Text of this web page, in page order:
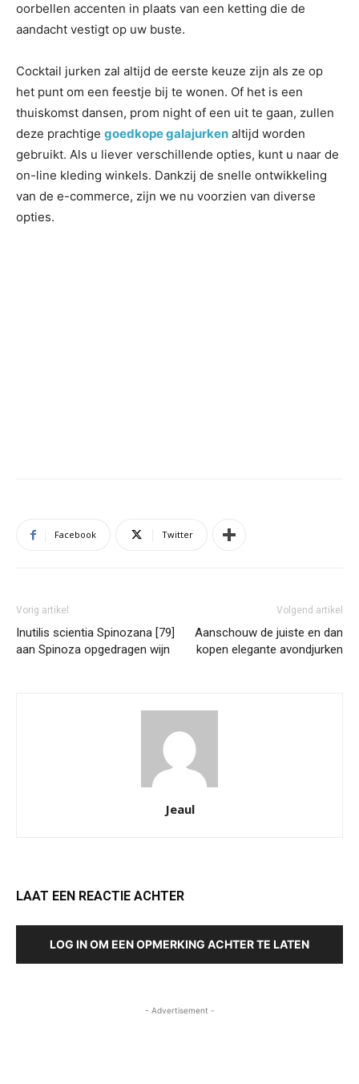
oorbellen accenten in plaats van een ketting die de
aandacht vestigt op uw buste.
Cocktail jurken zal altijd de eerste keuze zijn als ze op
het punt om een feestje bij te wonen. Of het is een
thuiskomst dansen, prom night of een uit te gaan, zullen
deze prachtige goedkope galajurken altijd worden
gebruikt. Als u liever verschillende opties, kunt u naar de
on-line kleding winkels. Dankzij de snelle ontwikkeling
van de e-commerce, zijn we nu voorzien van diverse
opties.
Facebook Twitter
Vorig artikel
Inutilis scientia Spinozana [79]
aan Spinoza opgedragen wijn
Volgend artikel
Aanschouw de juiste en dan
kopen elegante avondjurken
Jeaul
LAAT EEN REACTIE ACHTER
LOG IN OM EEN OPMERKING ACHTER TE LATEN
- Advertisement -